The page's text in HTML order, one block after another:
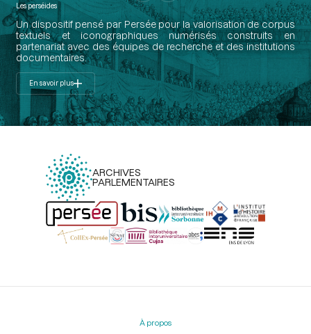
Les perséides
Un dispositif pensé par Persée pour la valorisation de corpus
textuels et iconographiques numérisés construits en
partenariat avec des équipes de recherche et des institutions
documentaires.
En savoir plus
ARCHIVES
PARLEMENTAIRES
Menu
À propos